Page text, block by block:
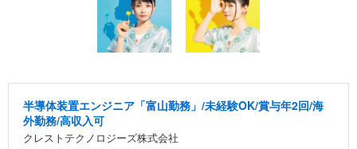
半導体装置エンジニア「富山勤務」/未経験OK/賞与年2回/海
外勤務/高収入可
クレストテクノロジーズ株式会社